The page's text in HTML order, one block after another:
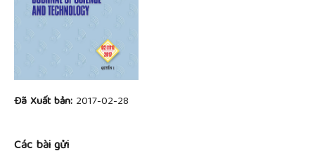
Đã Xuất bản: 2017-02-28
Các bài gửi